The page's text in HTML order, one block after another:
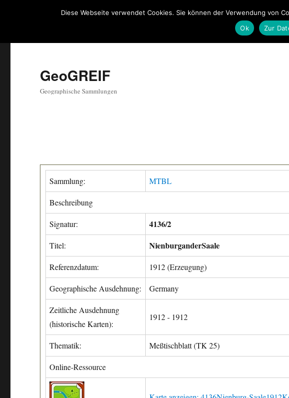
GeoGREIF
Geographische Sammlungen
Sammlung: MTBL
Beschreibung
Signatur: 4136/2
Titel: NienburganderSaale
Referenzdatum: 1912 (Erzeugung)
Geographische Ausdehnung: Germany
Zeitliche Ausdehnung
(historische Karten):
1912 - 1912
Thematik: Meßtischblatt (TK 25)
Online-Ressource
Diese Webseite verwendet Cookies. Sie können der Verwendung von
Ok
Zur